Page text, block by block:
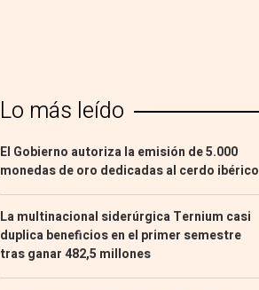
Lo más leído
El Gobierno autoriza la emisión de 5.000
monedas de oro dedicadas al cerdo ibérico
La multinacional siderúrgica Ternium casi
duplica beneficios en el primer semestre
tras ganar 482,5 millones